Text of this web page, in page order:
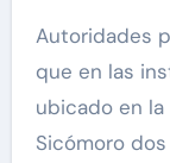
Autoridades
que en las
ubicado en la
Sicómoro